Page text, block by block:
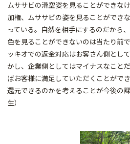
ムササビの滑空姿を見ることができな
加権、ムササビの姿を見ることができ
っている。自然を相手にするのだから
色を見ることができないのは当たり前
ッキオでの返金対応はお客さん側とし
かし、企業側としてはマイナスなこと
ばお客様に満足していただくことがで
還元できるのかを考えることが今後の
生）